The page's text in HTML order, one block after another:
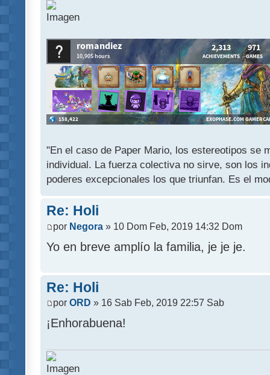
"En el caso de Paper Mario, los estereotipos se
individual. La fuerza colectiva no sirve, son los
poderes excepcionales los que triunfan. Es el
Re: Holi
por Negora » 10 Dom Feb, 2019 14:32 Dom
Yo en breve amplío la familia, je je je.
Re: Holi
por ORD » 16 Sab Feb, 2019 22:57 Sab
¡Enhorabuena!